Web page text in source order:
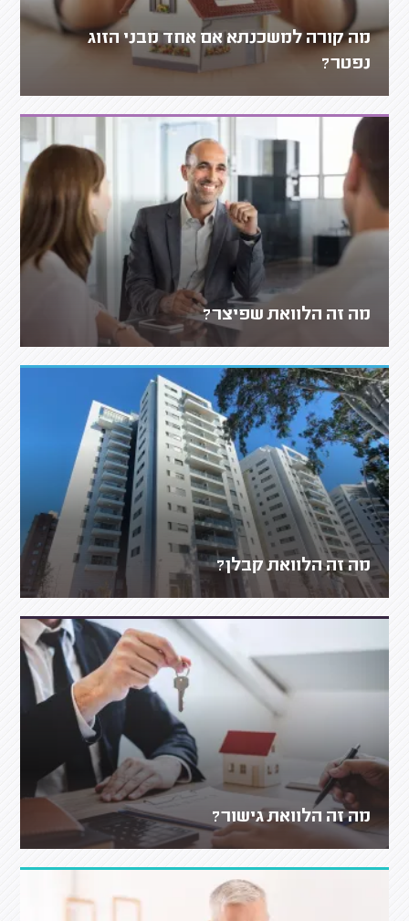
מה קורה למשכנתא אם אחד מבני הזוג
נפטר?
מה זה הלוואת שפיצר?
מה זה הלוואת קבלן?
מה זה הלוואת גישור?